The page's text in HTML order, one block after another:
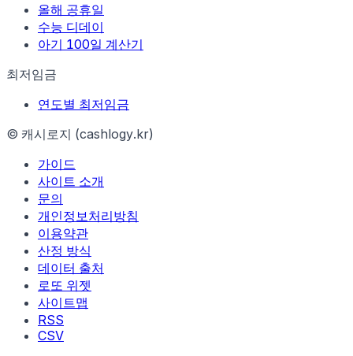
올해 공휴일
수능 디데이
아기 100일 계산기
최저임금
연도별 최저임금
© 캐시로지 (cashlogy.kr)
가이드
사이트 소개
문의
개인정보처리방침
이용약관
산정 방식
데이터 출처
로또 위젯
사이트맵
RSS
CSV